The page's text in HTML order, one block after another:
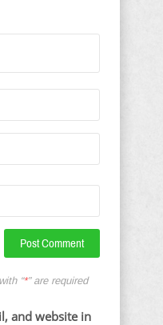
“*” are required
and website in